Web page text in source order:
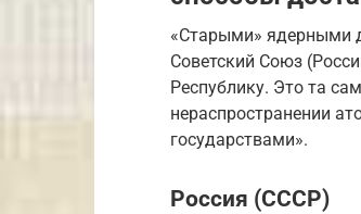
«Старыми» ядерными
Советский Союз
Республику. Это та
нераспространении
государствами».
Россия (СССР)